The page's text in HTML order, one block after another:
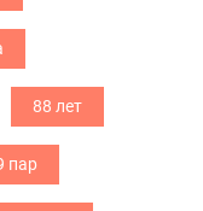
88 лет
пар